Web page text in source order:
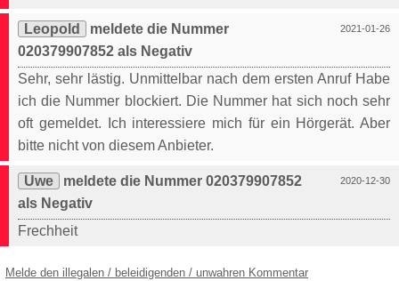
2021-01-26
Leopold
meldete die Nummer
020379907852 als Negativ
Sehr, sehr lästig. Unmittelbar nach dem ersten Anruf Habe
ich die Nummer blockiert. Die Nummer hat sich noch sehr
oft gemeldet. Ich interessiere mich für ein Hörgerät. Aber
bitte nicht von diesem Anbieter.
2020-12-30
Uwe
meldete die Nummer 020379907852
als Negativ
Frechheit
Melde den illegalen / beleidigenden / unwahren Kommentar